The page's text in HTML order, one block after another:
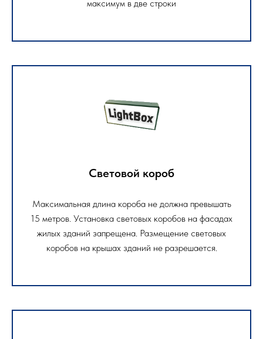
максимум в две строки
Световой короб
Максимальная длина короба не должна превышать
15 метров. Установка световых коробов на фасадах
жилых зданий запрещена. Размещение световых
коробов на крышах зданий не разрешается.